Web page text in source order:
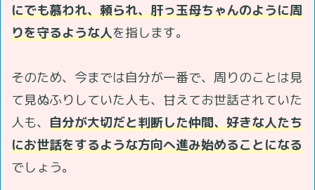
にでも慕われ、頼られ、肝っ玉母ちゃんのように周
りを守るような人を指します。
そのため、今までは自分が一番で、周りのことは見
て見ぬふりしていた人も、甘えてお世話されていた
人も、 自分が大切だと判断した仲間、好きな人たち
にお世話をするような方向へ進み始めることになる
でしょう。